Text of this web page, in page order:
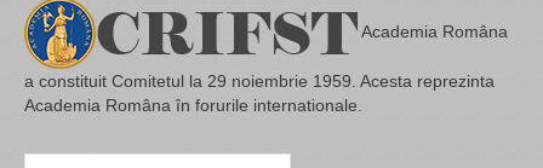
Academia Româna
a constituit Comitetul la 29 noiembrie 1959. Acesta reprezinta
Academia Româna în forurile internationale.